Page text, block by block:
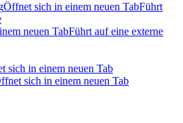
Öffnet sich in einem neuen TabFührt
neuen TabFührt auf eine externe
sich in einem neuen Tab
sich in einem neuen Tab